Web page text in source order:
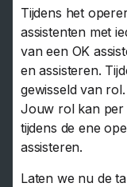
Tijdens het
assistenten met
van een OK
en assisteren.
gewisseld van rol.
Jouw rol kan per
tijdens de ene
assisteren.
Laten we nu de